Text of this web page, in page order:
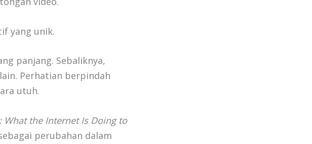
yang unik.
panjang. Sebaliknya,
Perhatian berpindah
utuh.
What the Internet Is Doing to
perubahan dalam